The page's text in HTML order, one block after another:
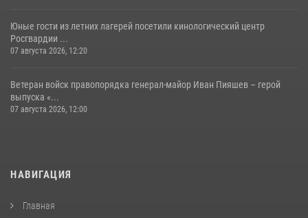
Юные гости из летних лагерей посетили кинологический центр
Росгвардии ...
07 августа 2026, 12:20
Ветеран войск правопорядка генерал-майор Иван Пияшев – герой
выпуска «...
07 августа 2026, 12:00
НАВИГАЦИЯ
Главная